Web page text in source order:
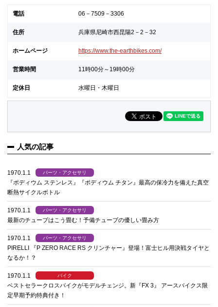
電話 06－7509－3306
住所 兵庫県尼崎市西昆陽2－2－32
ホームページ https://www.the-earthbikes.com/
営業時間 11時00分～19時00分
定休日 水曜日・木曜日
人気の記事
1970.1.1 パーツ・アクセサリ
『ポディウム ステンレス』『ポディウム チタン』最高の保冷力を備えた真空
断熱サイクルボトル
1970.1.1 パーツ・アクセサリ
最新のチューブはこう畳む！予備チューブの優しい畳み方
1970.1.1 パーツ・アクセサリ
PIRELLI 『P ZERO RACE RS クリンチャー』登場！富士ヒル用決戦タイヤと
なるか！？
1970.1.1 バイク
ベストセラークロスバイクがモデルチェンジ。新『FX 3』 アースバイクス限
定早期予約特典付き！